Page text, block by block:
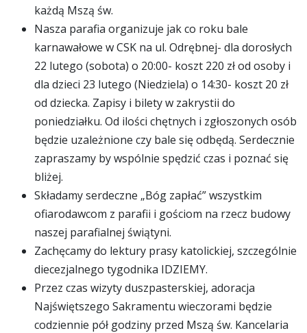
każdą Mszą św.
Nasza parafia organizuje jak co roku bale
karnawałowe w CSK na ul. Odrębnej- dla dorosłych
22 lutego (sobota) o 20:00- koszt 220 zł od osoby i
dla dzieci 23 lutego (Niedziela) o 14:30- koszt 20 zł
od dziecka. Zapisy i bilety w zakrystii do
poniedziałku. Od ilości chętnych i zgłoszonych osób
będzie uzależnione czy bale się odbędą. Serdecznie
zapraszamy by wspólnie spędzić czas i poznać się
bliżej.
Składamy serdeczne „Bóg zapłać” wszystkim
ofiarodawcom z parafii i gościom na rzecz budowy
naszej parafialnej świątyni.
Zachęcamy do lektury prasy katolickiej, szczególnie
diecezjalnego tygodnika IDZIEMY.
Przez czas wizyty duszpasterskiej, adoracja
Najświętszego Sakramentu wieczorami będzie
codziennie pół godziny przed Mszą św. Kancelaria